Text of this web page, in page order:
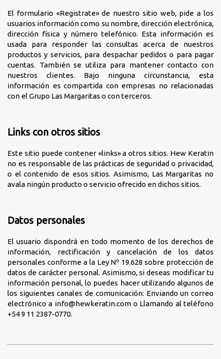
El formulario «Registrate» de nuestro sitio web, pide a los
usuarios información como su nombre, dirección electrónica,
dirección física y número telefónico. Esta información es
usada para responder las consultas acerca de nuestros
productos y servicios, para despachar pedidos o para pagar
cuentas. También se utiliza para mantener contacto con
nuestros clientes. Bajo ninguna circunstancia, esta
información es compartida con empresas no relacionadas
con el Grupo Las Margaritas o con terceros.
Links con otros sitios
Este sitio puede contener «links» a otros sitios. Hew Keratin
no es responsable de las prácticas de seguridad o privacidad,
o el contenido de esos sitios. Asimismo, Las Margaritas no
avala ningún producto o servicio ofrecido en dichos sitios.
Datos personales
El usuario dispondrá en todo momento de los derechos de
información, rectificación y cancelación de los datos
personales conforme a la Ley Nº 19.628 sobre protección de
datos de carácter personal. Asimismo, si deseas modificar tu
información personal, lo puedes hacer utilizando algunos de
los siguientes canales de comunicación: Enviando un correo
electrónico a info@hewkeratin.como Llamando al teléfono
+54 9 11 2387-0770.